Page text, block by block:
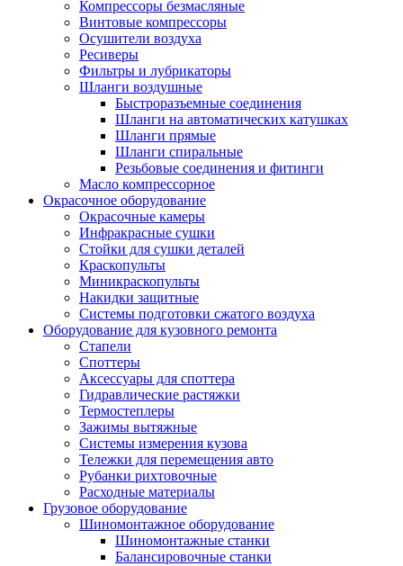
Компрессоры безмасляные
Винтовые компрессоры
Осушители воздуха
Ресиверы
Фильтры и лубрикаторы
Шланги воздушные
Быстроразъемные соединения
Шланги на автоматических катушках
Шланги прямые
Шланги спиральные
Резьбовые соединения и фитинги
Масло компрессорное
Окрасочное оборудование
Окрасочные камеры
Инфракрасные сушки
Стойки для сушки деталей
Краскопульты
Миникраскопульты
Накидки защитные
Системы подготовки сжатого воздуха
Оборудование для кузовного ремонта
Стапели
Споттеры
Аксессуары для споттера
Гидравлические растяжки
Термостеплеры
Зажимы вытяжные
Системы измерения кузова
Тележки для перемещения авто
Рубанки рихтовочные
Расходные материалы
Грузовое оборудование
Шиномонтажное оборудование
Шиномонтажные станки
Балансировочные станки